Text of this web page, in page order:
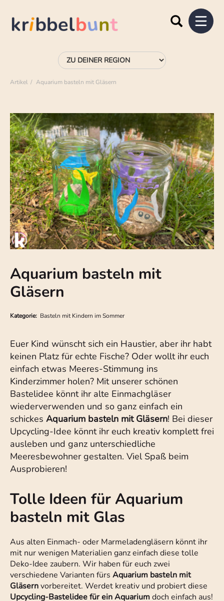
Artikel Aquarium basteln mit Gläsern
Aquarium basteln mit
Gläsern
Kategorie: Basteln mit Kindern im Sommer
Euer Kind wünscht sich ein Haustier, aber ihr habt
keinen Platz für echte Fische? Oder wollt ihr euch
einfach etwas Meeres-Stimmung ins
Kinderzimmer holen? Mit unserer schönen
Bastelidee könnt ihr alte Einmachgläser
wiederverwenden und so ganz einfach ein
schickes Aquarium basteln mit Gläsern! Bei dieser
Upcycling-Idee könnt ihr euch kreativ komplett frei
ausleben und ganz unterschiedliche
Meeresbewohner gestalten. Viel Spaß beim
Ausprobieren!
Tolle Ideen für Aquarium
basteln mit Glas
Aus alten Einmach- oder Marmeladengläsern könnt ihr
mit nur wenigen Materialien ganz einfach diese tolle
Deko-Idee zaubern. Wir haben für euch zwei
verschiedene Varianten fürs Aquarium basteln mit
Gläsernvorbereitet. Werdet kreativ und probiert diese
Upcycling-Bastelidee für ein Aquariumdoch einfach aus!